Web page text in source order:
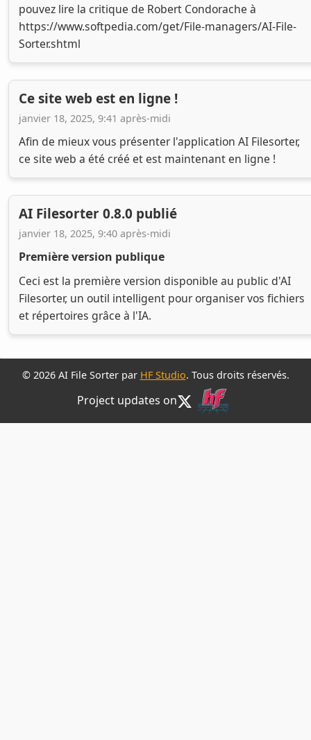
pouvez lire la critique de Robert Condorache à
https://www.softpedia.com/get/File-managers/AI-File-
Sorter.shtml
Ce site web est en ligne !
janvier 18, 2025, 9:41 après-midi
Afin de mieux vous présenter l'application AI Filesorter,
ce site web a été créé et est maintenant en ligne !
AI Filesorter 0.8.0 publié
janvier 18, 2025, 9:40 après-midi
Première version publique
Ceci est la première version disponible au public d'AI
Filesorter, un outil intelligent pour organiser vos fichiers
et répertoires grâce à l'IA.
© 2026 AI File Sorter par HF Studio. Tous droits réservés.
Project updates on